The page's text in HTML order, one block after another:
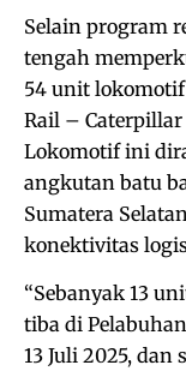
Selain program
tengah
54 unit lokomotif
Rail –
Lokomotif ini
angkutan batu
Sumatera
konektivitas
“Sebanyak 13
tiba di
13 Juli 2025,